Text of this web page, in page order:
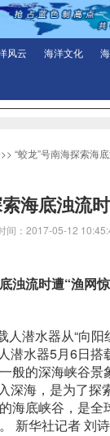
风云 海洋文化
>> “蛟龙”号南海探索海
海底浊流
：2017-05-12
浊流时遭“渔网
潜水器从“向阳
潜水器5月6日
般的深海峡谷景
深海，是为了探
海底峡谷，是全
新华社记者 刘